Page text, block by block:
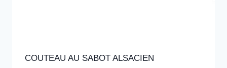
COUTEAU AU SABOT ALSACIEN